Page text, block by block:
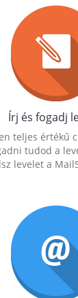
Írj és fogadj
teljes értékű
tudod a
levelet a